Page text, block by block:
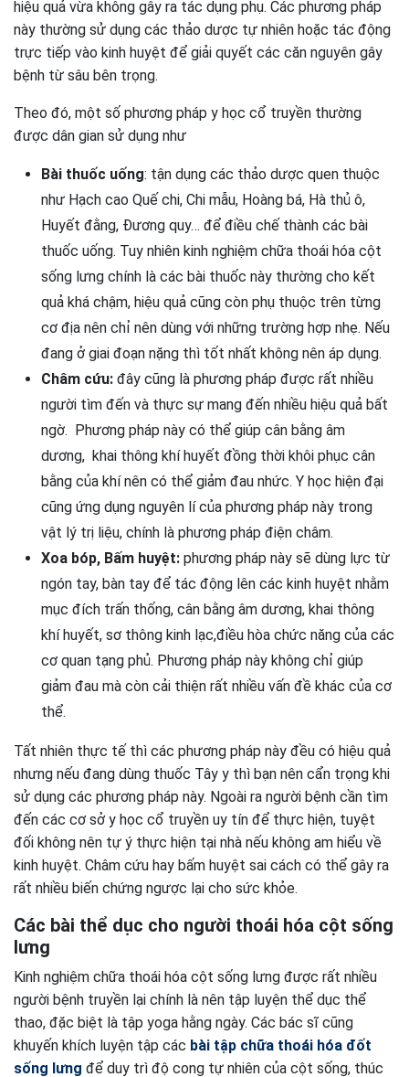
hiệu quả vừa không gây ra tác dụng phụ. Các phương pháp
này thường sử dụng các thảo dược tự nhiên hoặc tác động
trực tiếp vào kinh huyệt để giải quyết các căn nguyên gây
bệnh từ sâu bên trọng.
Theo đó, một số phương pháp y học cổ truyền thường
được dân gian sử dụng như
Bài thuốc uống: tận dụng các thảo dược quen thuộc
như Hạch cao Quế chi, Chi mẫu, Hoàng bá, Hà thủ ô,
Huyết đằng, Đương quy… để điều chế thành các bài
thuốc uống. Tuy nhiên kinh nghiệm chữa thoái hóa cột
sống lưng chính là các bài thuốc này thường cho kết
quả khá chậm, hiệu quả cũng còn phụ thuộc trên từng
cơ địa nên chỉ nên dùng với những trường hợp nhẹ. Nếu
đang ở giai đoạn nặng thì tốt nhất không nên áp dụng.
Châm cứu: đây cũng là phương pháp được rất nhiều
người tìm đến và thực sự mang đến nhiều hiệu quả bất
ngờ. Phương pháp này có thể giúp cân bằng âm
dương, khai thông khí huyết đồng thời khôi phục cân
bằng của khí nên có thể giảm đau nhức. Y học hiện đại
cũng ứng dụng nguyên lí của phương pháp này trong
vật lý trị liệu, chính là phương pháp điện châm.
Xoa bóp, Bấm huyệt: phương pháp này sẽ dùng lực từ
ngón tay, bàn tay để tác động lên các kinh huyệt nhằm
mục đích trấn thống, cân bằng âm dương, khai thông
khí huyết, sơ thông kinh lạc,điều hòa chức năng của các
cơ quan tạng phủ. Phương pháp này không chỉ giúp
giảm đau mà còn cải thiện rất nhiều vấn đề khác của cơ
thể.
Tất nhiên thực tế thì các phương pháp này đều có hiệu quả
nhưng nếu đang dùng thuốc Tây y thì bạn nên cẩn trọng khi
sử dụng các phương pháp này. Ngoài ra người bệnh cần tìm
đến các cơ sở y học cổ truyền uy tín để thực hiện, tuyệt
đối không nên tự ý thực hiện tại nhà nếu không am hiểu về
kinh huyệt. Châm cứu hay bấm huyệt sai cách có thể gây ra
rất nhiều biến chứng ngược lại cho sức khỏe.
Các bài thể dục cho người thoái hóa cột sống
lưng
Kinh nghiệm chữa thoái hóa cột sống lưng được rất nhiều
người bệnh truyền lại chính là nên tập luyện thể dục thể
thao, đặc biệt là tập yoga hằng ngày. Các bác sĩ cũng
khuyến khích luyện tập các bài tập chữa thoái hóa đốt
sống lưng để duy trì độ cong tự nhiên của cột sống, thúc